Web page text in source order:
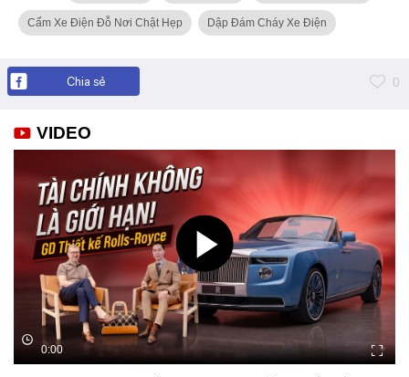
Cấm Xe Điện Đỗ Nơi Chật Hẹp Dập Đám Cháy Xe Điện
Chia sẻ 0
VIDEO
0:00